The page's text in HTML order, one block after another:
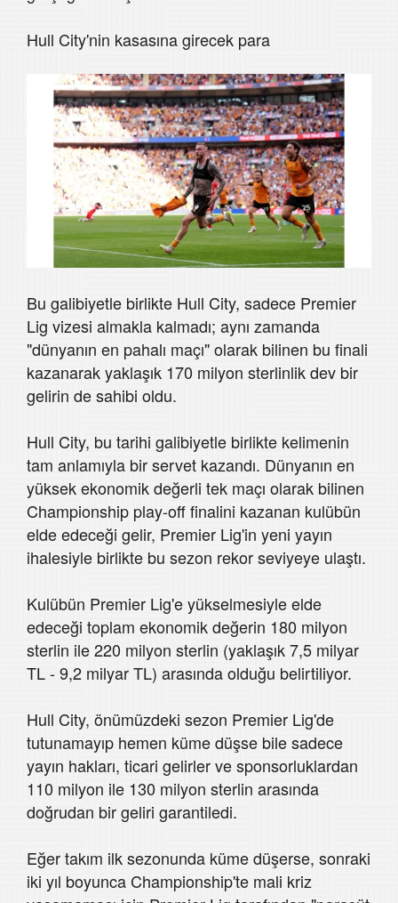
Hull City'nin kasasına girecek para
Bu galibiyetle birlikte Hull City, sadece Premier
Lig vizesi almakla kalmadı; aynı zamanda
"dünyanın en pahalı maçı" olarak bilinen bu finali
kazanarak yaklaşık 170 milyon sterlinlik dev bir
gelirin de sahibi oldu.
Hull City, bu tarihi galibiyetle birlikte kelimenin
tam anlamıyla bir servet kazandı. Dünyanın en
yüksek ekonomik değerli tek maçı olarak bilinen
Championship play-off finalini kazanan kulübün
elde edeceği gelir, Premier Lig'in yeni yayın
ihalesiyle birlikte bu sezon rekor seviyeye ulaştı.
Kulübün Premier Lig'e yükselmesiyle elde
edeceği toplam ekonomik değerin 180 milyon
sterlin ile 220 milyon sterlin (yaklaşık 7,5 milyar
TL - 9,2 milyar TL) arasında olduğu belirtiliyor.
Hull City, önümüzdeki sezon Premier Lig'de
tutunamayıp hemen küme düşse bile sadece
yayın hakları, ticari gelirler ve sponsorluklardan
110 milyon ile 130 milyon sterlin arasında
doğrudan bir geliri garantiledi.
Eğer takım ilk sezonunda küme düşerse, sonraki
iki yıl boyunca Championship'te mali kriz